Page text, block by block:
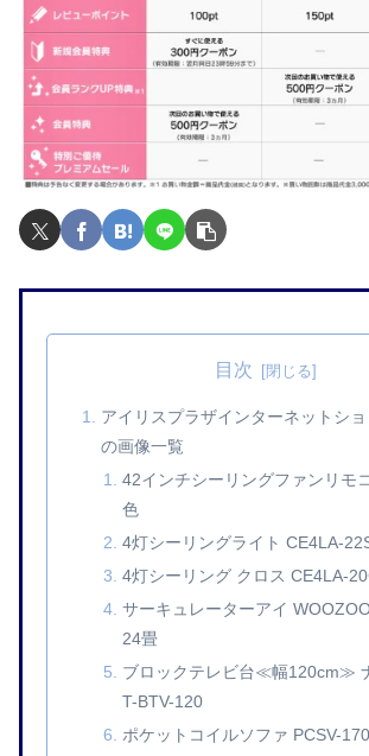
目次
アイリスプラザインターネットシ
の画像一覧
42インチシーリングファンリモ
色
4灯シーリングライト CE4LA-
4灯シーリング クロス CE4LA-
サーキュレーターアイ
24畳
ブロックテレビ台≪幅120cm≫
T-BTV-120
ポケットコイルソファ PCSV-